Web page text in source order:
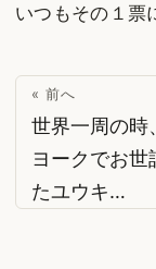
いつもその１票
« 前へ
世界一周の時
ヨークでお世
たユウキ…